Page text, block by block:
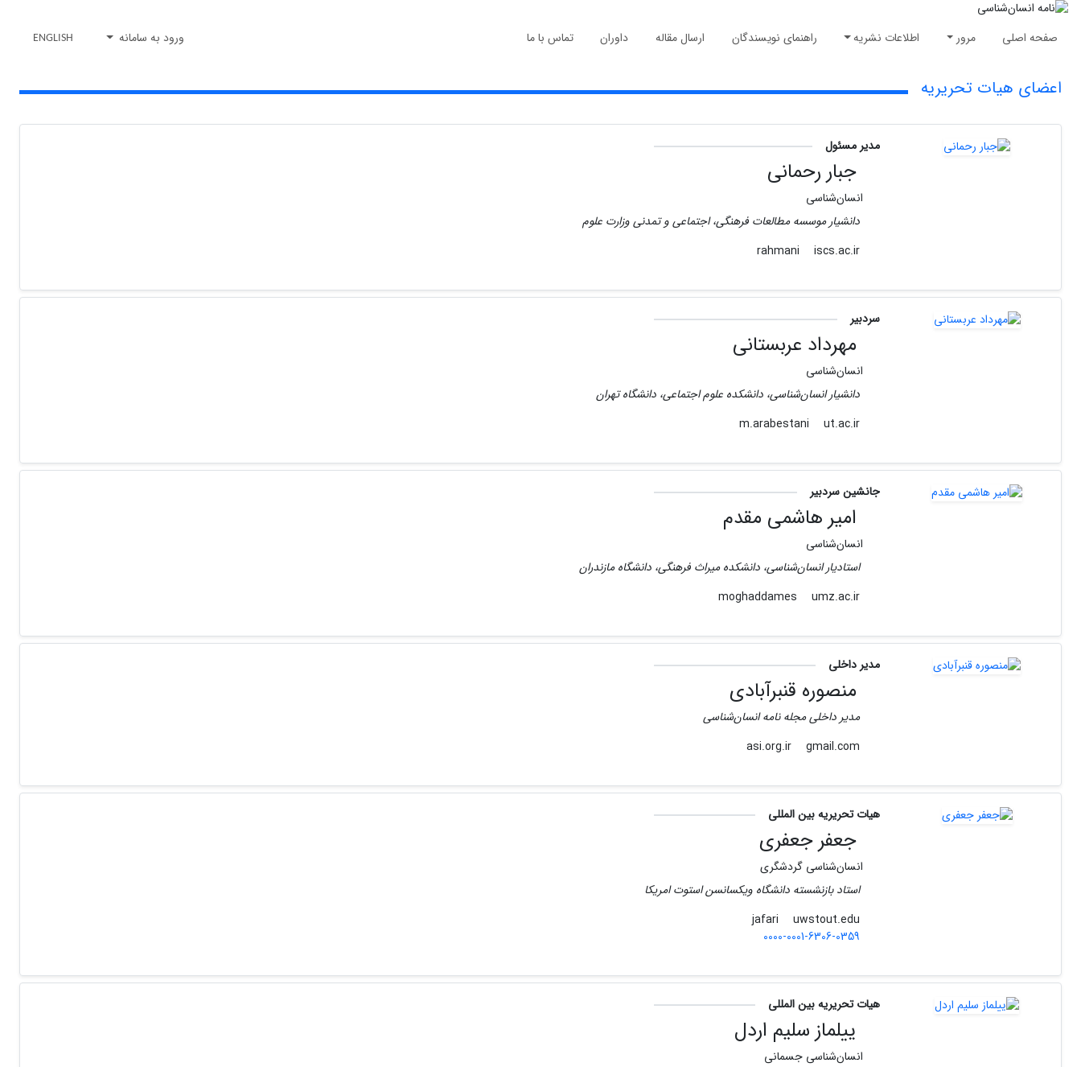
صفحه اصلی مرور اطلاعات نشریه راهنمای نویسندگان ارسال مقاله داوران تماس با ما ورود به سامانه ENGLISH
اعضای هیات تحریریه
مدیر مسئول
جبار رحمانی
انسان‌شناسی
دانشیار موسسه مطالعات فرهنگی، اجتماعی و تمدنی وزارت علوم
rahmani
iscs.ac.ir
سردبیر
مهرداد عربستانی
انسا‌ن‌شناسی
دانشیار انسان‌شناسی، دانشکده علوم اجتماعی، دانشگاه تهران
m.arabestani
ut.ac.ir
جانشین سردبیر
امیر هاشمی مقدم
انسان‌شناسی
استادیار انسان‌شناسی، دانشکده میراث فرهنگی، دانشگاه مازندران
moghaddames
umz.ac.ir
مدیر داخلی
منصوره قنبرآبادی
مدیر داخلی مجله نامه انسان‌شناسی
gmail.com
هیات تحریریه بین المللی
جعفر جعفری
انسان‌شناسی گردشگری
استاد بازنشسته دانشگاه ویکسانسن استوت امریکا
uwstout.edu
0000-0001-6306-0359
هیات تحریریه بین المللی
ییلماز سلیم اردل
انسان‌شناسی جسمانی